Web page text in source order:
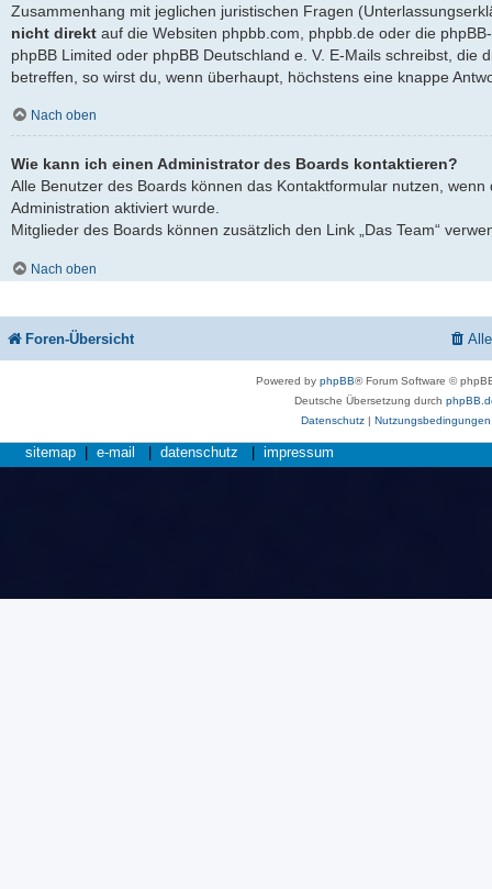
Zusammenhang mit jeglichen juristischen Fragen
nicht direkt auf die Websiten phpbb.com, phpbb.de oder die
phpBB Limited oder phpBB Deutschland e. V. E-Mails schreibst, die
betreffen, so wirst du, wenn überhaupt, höchstens eine knappe
Nach oben
Wie kann ich einen Administrator des Boards kontaktieren?
Alle Benutzer des Boards können das Kontaktformular nutzen,
Administration aktiviert wurde.
Mitglieder des Boards können zusätzlich den Link „Das Team“
Nach oben
Foren-Übersicht
Powered byphpBB® Forum Software ©
Deutsche Übersetzung durch
Datenschutz| Nutzungsbedingungen
sitemap | e-mail | datenschutz | impressum